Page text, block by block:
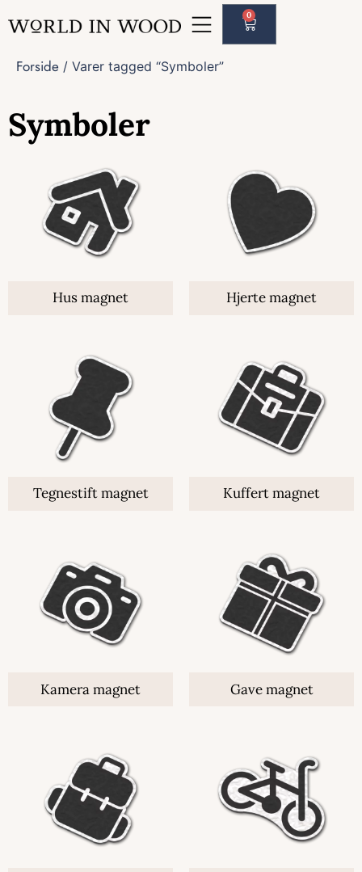
0
Forside / Varer tagged “Symboler”
Symboler
Hus magnet Hjerte magnet
Tegnestift magnet Kuffert magnet
Kamera magnet Gave magnet